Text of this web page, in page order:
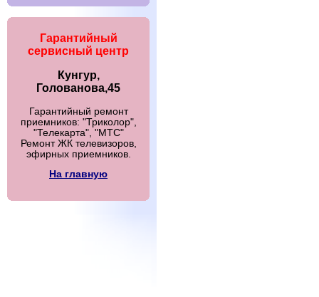
Гарантийный
сервисный центр
Кунгур,
Голованова,45
Гарантийный ремонт
приемников: "Триколор",
"Телекарта", "МТС"
Ремонт ЖК телевизоров,
эфирных приемников.
На главную